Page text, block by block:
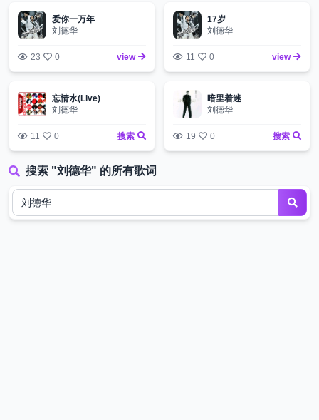
爱你一万年
刘德华
23 0 view
17岁
刘德华
11 0 view
忘情水(Live)
刘德华
11 0 搜索
暗里着迷
刘德华
19 0 搜索
搜索 "刘德华" 的所有歌词